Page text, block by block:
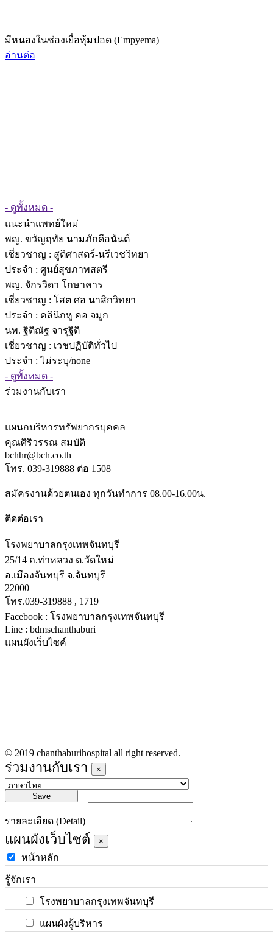
มีหนองในช่องเยื่อหุ้มปอด (Empyema)
อ่านต่อ
- ดูทั้งหมด -
แนะนำแพทย์ใหม่
พญ. ขวัญฤทัย นามภักดีอนันต์
เชี่ยวชาญ : สูติศาสตร์-นรีเวชวิทยา
ประจำ : ศูนย์สุขภาพสตรี
พญ. จักรวิดา โกษาคาร
เชี่ยวชาญ : โสต ศอ นาสิกวิทยา
ประจำ : คลินิกหู คอ จมูก
นพ. ฐิติณัฐ จารุฐิติ
เชี่ยวชาญ : เวชปฏิบัติทั่วไป
ประจำ : ไม่ระบุ/none
- ดูทั้งหมด -
ร่วมงานกับเรา
แผนกบริหารทรัพยากรบุคคล
คุณศิริวรรณ สมบัติ
bchhr@bch.co.th
โทร. 039-319888 ต่อ 1508
สมัครงานด้วยตนเอง ทุกวันทำการ 08.00-16.00น.
ติดต่อเรา
โรงพยาบาลกรุงเทพจันทบุรี
25/14 ถ.ท่าหลวง ต.วัดใหม่
อ.เมืองจันทบุรี จ.จันทบุรี
22000
โทร.039-319888 , 1719
Facebook : โรงพยาบาลกรุงเทพจันทบุรี
Line : bdmschanthaburi
แผนผังเว็บไซค์
© 2019 chanthaburihospital all right reserved.
ร่วมงานกับเรา ×
Save
รายละเอียด (Detail)
แผนผังเว็บไซต์ ×
หน้าหลัก
รู้จักเรา
โรงพยาบาลกรุงเทพจันทบุรี
แผนผังผู้บริหาร